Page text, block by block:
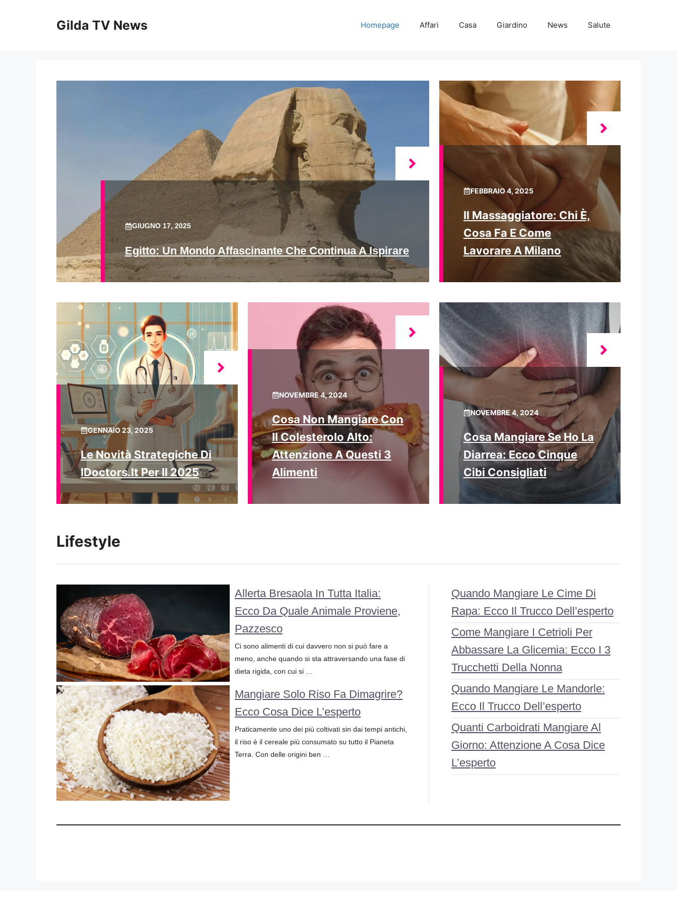
Gilda TV News Homepage Affari Casa Giardino News Salute
GIUGNO 17, 2025
Egitto: Un Mondo Affascinante Che Continua A Ispirare
FEBBRAIO 4, 2025
Il Massaggiatore: Chi È,
Cosa Fa E Come
Lavorare A Milano
GENNAIO 23, 2025
Le Novità Strategiche Di
IDoctors.it Per Il 2025
NOVEMBRE 4, 2024
Cosa Non Mangiare Con
Il Colesterolo Alto:
Attenzione A Questi 3
Alimenti
NOVEMBRE 4, 2024
Cosa Mangiare Se Ho La
Diarrea: Ecco Cinque
Cibi Consigliati
Lifestyle
Allerta Bresaola In Tutta Italia:
Ecco Da Quale Animale Proviene,
Pazzesco
Ci sono alimenti di cui davvero non si può fare a
meno, anche quando si sta attraversando una fase di
dieta rigida, con cui si …
Mangiare Solo Riso Fa Dimagrire?
Ecco Cosa Dice L’esperto
Praticamente uno dei più coltivati sin dai tempi antichi,
il riso è il cereale più consumato su tutto il Pianeta
Terra. Con delle origini ben …
Quando Mangiare Le Cime Di
Rapa: Ecco Il Trucco Dell’esperto
Come Mangiare I Cetrioli Per
Abbassare La Glicemia: Ecco I 3
Trucchetti Della Nonna
Quando Mangiare Le Mandorle:
Ecco Il Trucco Dell’esperto
Quanti Carboidrati Mangiare Al
Giorno: Attenzione A Cosa Dice
L’esperto